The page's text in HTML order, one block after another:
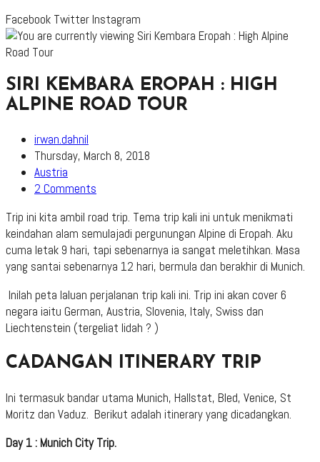
Facebook Twitter Instagram
SIRI KEMBARA EROPAH : HIGH
ALPINE ROAD TOUR
Post
author:
irwan.dahnil
Post
published:
Thursday, March 8, 2018
Post
category:
Austria
Post
2 Comments
Trip ini kita ambil road trip. Tema trip kali ini untuk menikmati
keindahan alam semulajadi pergunungan Alpine di Eropah. Aku
cuma letak 9 hari, tapi sebenarnya ia sangat meletihkan. Masa
yang santai sebenarnya 12 hari, bermula dan berakhir di Munich.
Inilah peta laluan perjalanan trip kali ini. Trip ini akan cover 6
negara iaitu German, Austria, Slovenia, Italy, Swiss dan
Liechtenstein (tergeliat lidah ? )
CADANGAN ITINERARY TRIP
Ini termasuk bandar utama Munich, Hallstat, Bled, Venice, St
Moritz dan Vaduz. Berikut adalah itinerary yang dicadangkan.
Day 1 : Munich City Trip.